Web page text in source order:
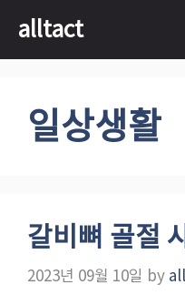
content
alltact
일상생활
갈비뼈 골절
2023년 09월 10일 by